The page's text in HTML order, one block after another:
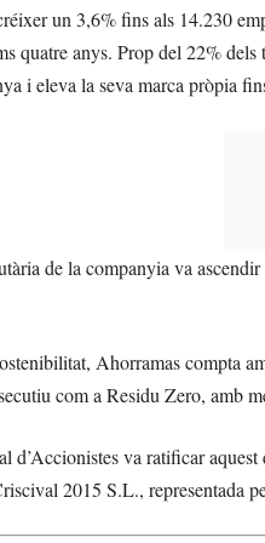
un 3,6% fins als 14.230
quatre anys. Prop del 22%
i eleva la seva marca pròpia
de la companyia va
Ahorramas compta
com a Residu Zero, amb
d’Accionistes va ratificar
2015 S.L., representada